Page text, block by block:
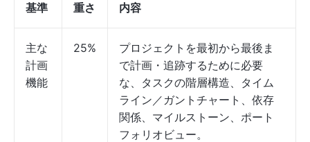
基準 重さ 内容
主な
計画
機能
25%
プロジェクトを最初から最後ま
で計画・追跡するために必要
な、タスクの階層構造、タイム
ライン／ガントチャート、依存
関係、マイルストーン、ポート
フォリオビュー。